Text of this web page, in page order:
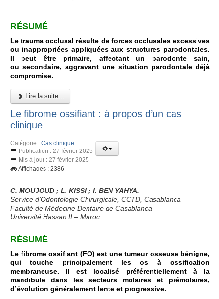
RÉSUMÉ
Le trauma occlusal résulte de forces occlusales excessives
ou inappropriées appliquées aux structures parodontales.
Il peut être primaire, affectant un parodonte sain,
ou secondaire, aggravant une situation parodontale déjà
compromise.
Lire la suite...
Le fibrome ossifiant : à propos d’un cas
clinique
Catégorie : Cas clinique
Publication : 27 février 2025
Mis à jour : 27 février 2025
Affichages : 2386
C. MOUJOUD ; L. KISSI ; I. BEN YAHYA.
Service d’Odontologie Chirurgicale, CCTD, Casablanca
Faculté de Médecine Dentaire de Casablanca
Université Hassan II – Maroc
RÉSUMÉ
Le fibrome ossifiant (FO) est une tumeur osseuse bénigne,
qui touche principalement les os à ossification
membraneuse. Il est localisé préférentiellement à la
mandibule dans les secteurs molaires et prémolaires,
d’évolution généralement lente et progressive.